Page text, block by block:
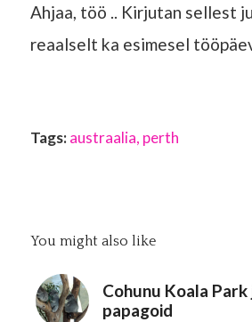
Ahjaa, töö .. Kirjutan sellest
reaalselt ka esimesel
Tags: austraalia, perth
You might also like
Cohunu Koala
papagoid